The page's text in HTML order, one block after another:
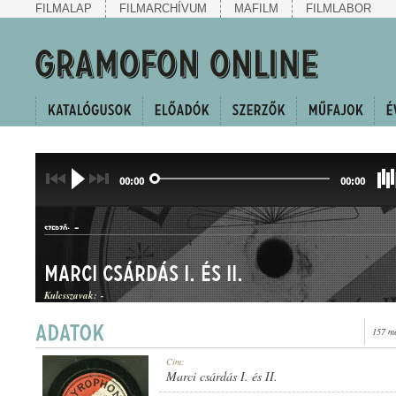
FILMALAP FILMARCHÍVUM MAFILM FILMLABOR
00:00 00:00
SZERZŐ: -
CSÁRDÁSEGYVELEG
Marci csárdás I. és II.
Kulcsszavak: -
157
Cím:
Marci csárdás I. és II.